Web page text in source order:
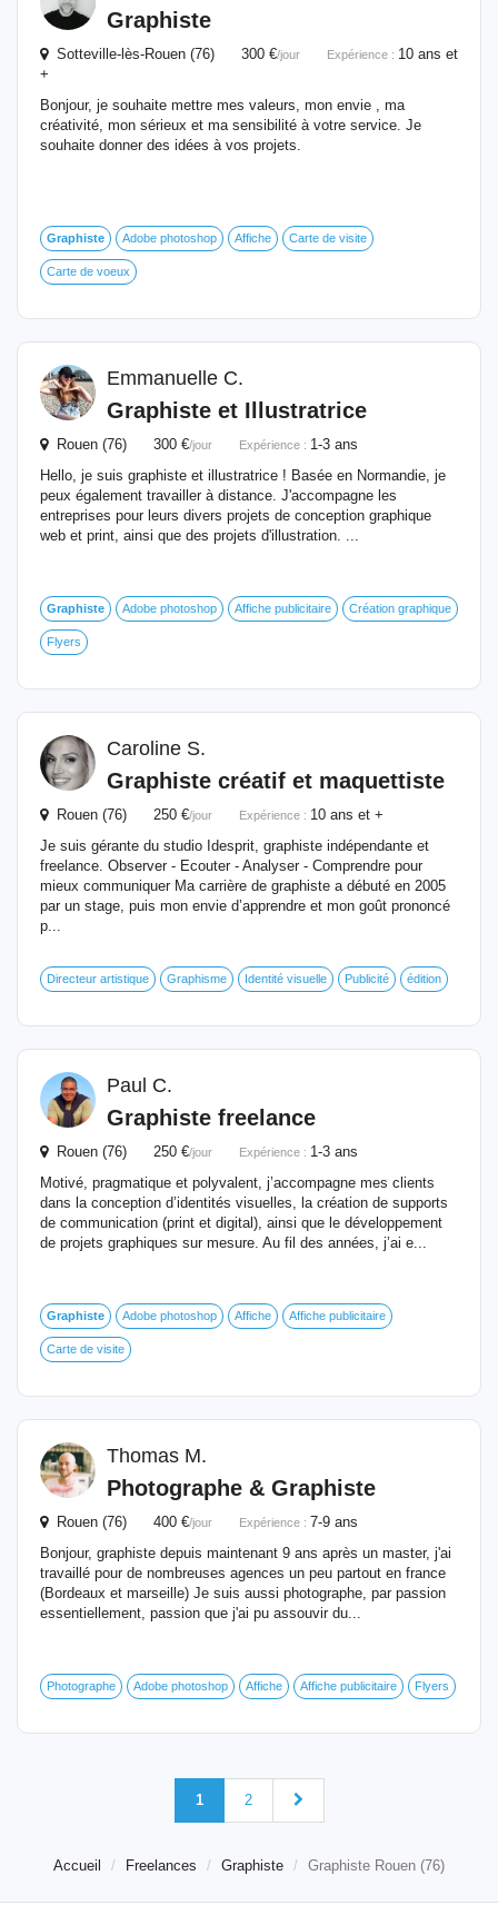
Graphiste
Sotteville-lès-Rouen (76) 300 €/jour Expérience : 10 ans et
+
Bonjour, je souhaite mettre mes valeurs, mon envie , ma
créativité, mon sérieux et ma sensibilité à votre service. Je
souhaite donner des idées à vos projets.
Graphiste Adobe photoshop Affiche Carte de visite
Carte de voeux
Emmanuelle C.
Graphiste et Illustratrice
Rouen (76) 300 €/jour Expérience : 1-3 ans
Hello, je suis graphiste et illustratrice ! Basée en Normandie, je
peux également travailler à distance. J'accompagne les
entreprises pour leurs divers projets de conception graphique
web et print, ainsi que des projets d'illustration. ...
Graphiste Adobe photoshop Affiche publicitaire Création graphique
Flyers
Caroline S.
Graphiste créatif et maquettiste
Rouen (76) 250 €/jour Expérience : 10 ans et +
Je suis gérante du studio Idesprit, graphiste indépendante et
freelance. Observer - Ecouter - Analyser - Comprendre pour
mieux communiquer Ma carrière de graphiste a débuté en 2005
par un stage, puis mon envie d’apprendre et mon goût prononcé
p...
Directeur artistique Graphisme Identité visuelle Publicité édition
Paul C.
Graphiste freelance
Rouen (76) 250 €/jour Expérience : 1-3 ans
Motivé, pragmatique et polyvalent, j’accompagne mes clients
dans la conception d’identités visuelles, la création de supports
de communication (print et digital), ainsi que le développement
de projets graphiques sur mesure. Au fil des années, j’ai e...
Graphiste Adobe photoshop Affiche Affiche publicitaire
Carte de visite
Thomas M.
Photographe & Graphiste
Rouen (76) 400 €/jour Expérience : 7-9 ans
Bonjour, graphiste depuis maintenant 9 ans après un master, j'ai
travaillé pour de nombreuses agences un peu partout en france
(Bordeaux et marseille) Je suis aussi photographe, par passion
essentiellement, passion que j'ai pu assouvir du...
Photographe Adobe photoshop Affiche Affiche publicitaire Flyers
1 2
Accueil Freelances Graphiste Graphiste Rouen (76)